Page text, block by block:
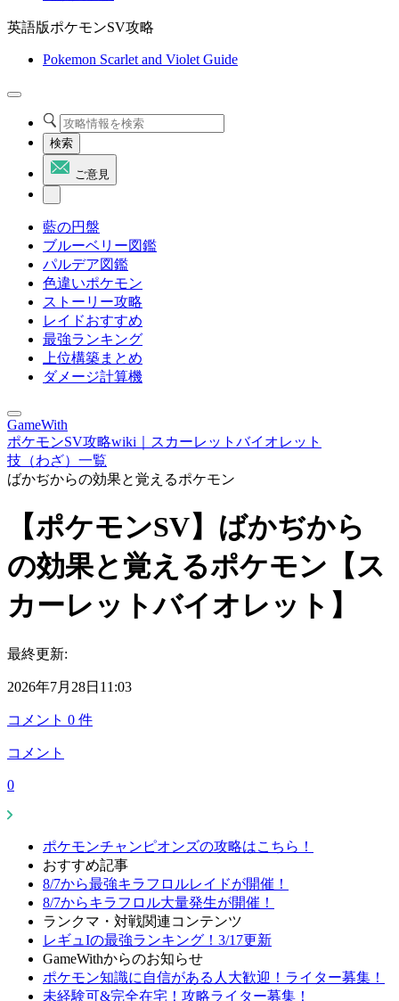
英語版ポケモンSV攻略
Pokemon Scarlet and Violet Guide
検索
ご意見
藍の円盤
ブルーベリー図鑑
パルデア図鑑
色違いポケモン
ストーリー攻略
レイドおすすめ
最強ランキング
上位構築まとめ
ダメージ計算機
GameWith
ポケモンSV攻略wiki｜スカーレットバイオレット
技（わざ）一覧
ばかぢからの効果と覚えるポケモン
【ポケモンSV】ばかぢから
の効果と覚えるポケモン【ス
カーレットバイオレット】
最終更新:
2026年7月28日11:03
コメント 0 件
コメント
0
ポケモンチャンピオンズの攻略はこちら！
おすすめ記事
8/7から最強キラフロルレイドが開催！
8/7からキラフロル大量発生が開催！
ランクマ・対戦関連コンテンツ
レギュIの最強ランキング！3/17更新
GameWithからのお知らせ
ポケモン知識に自信がある人大歓迎！ライター募集！
未経験可&完全在宅！攻略ライター募集！